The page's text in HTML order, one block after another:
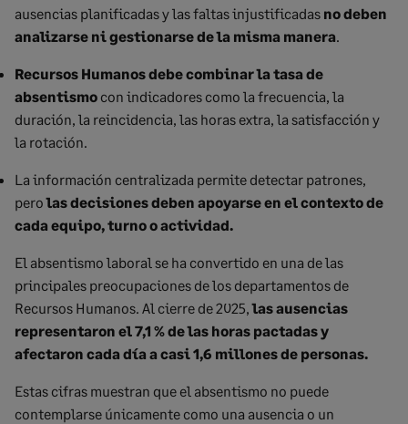
ausencias planificadas y las faltas injustificadas no deben
analizarse ni gestionarse de la misma manera.
Recursos Humanos debe combinar la tasa de
absentismo con indicadores como la frecuencia, la
duración, la reincidencia, las horas extra, la satisfacción y
la rotación.
La información centralizada permite detectar patrones,
perolas decisiones deben apoyarse en el contexto de
cada equipo, turno o actividad.
El absentismo laboral se ha convertido en una de las
principales preocupaciones de los departamentos de
Recursos Humanos. Al cierre de 2025,las ausencias
representaron el 7,1 % de las horas pactadas y
afectaron cada día a casi 1,6 millones de personas.
Estas cifras muestran que el absentismo no puede
contemplarse únicamente como una ausencia o un